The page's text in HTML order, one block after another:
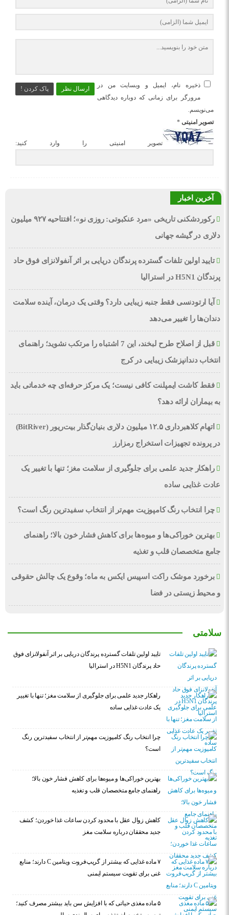
ارسال نظر پاک کردن !
ذخیره نام، ایمیل و وبسایت من در
مرورگر برای زمانی که دوباره دیدگاهی
می‌نویسم.
تصویر امنیتی *
تصویر امنیتی را وارد کنید:
آخرین اخبار
رکوردشکنی تاریخی «مرد عنکبوتی: روزی نو»؛ افتتاحیه ۹۲۷ میلیون
دلاری در گیشه جهانی
تایید اولین تلفات گسترده پرندگان دریایی بر اثر آنفولانزای فوق حاد
پرندگان H5N1 در استرالیا
آیا ارتودنسی فقط جنبه زیبایی دارد؟ وقتی یک درمان، آینده سلامت
دندان‌ها را تغییر می‌دهد
قبل از اصلاح طرح لبخند، این 7 اشتباه را مرتکب نشوید؛ راهنمای
انتخاب دندانپزشک زیبایی در کرج
فقط کاشت ایمپلنت کافی نیست؛ یک مرکز حرفه‌ای چه خدماتی باید
به بیماران ارائه دهد؟
اتهام کلاهبرداری ۱۲.۵ میلیون دلاری بنیان‌گذار بیت‌ریور (BitRiver)
در پرونده تجهیزات استخراج رمزارز
راهکار جدید علمی برای جلوگیری از سلامت مغز؛ تنها با تغییر یک
عادت غذایی ساده
چرا انتخاب رنگ کامپوزیت مهم‌تر از انتخاب سفیدترین رنگ است؟
بهترین خوراکی‌ها و میوه‌ها برای کاهش فشار خون بالا؛ راهنمای
جامع متخصصان قلب و تغذیه
برخورد موشک راکت اسپیس ایکس به ماه؛ وقوع یک چالش حقوقی
و محیط زیستی در فضا
سلامتی
تایید اولین تلفات گسترده پرندگان دریایی بر اثر آنفولانزای فوق
حاد پرندگان H5N1 در استرالیا
راهکار جدید علمی برای جلوگیری از سلامت مغز؛ تنها با تغییر
یک عادت غذایی ساده
چرا انتخاب رنگ کامپوزیت مهم‌تر از انتخاب سفیدترین رنگ
است؟
بهترین خوراکی‌ها و میوه‌ها برای کاهش فشار خون بالا؛
راهنمای جامع متخصصان قلب و تغذیه
کاهش زوال عقل با محدود کردن ساعات غذا خوردن؛ کشف
جدید محققان درباره سلامت مغز
۷ ماده غذایی که بیشتر از گریپ‌فروت ویتامین C دارند؛ منابع
غنی برای تقویت سیستم ایمنی
۵ ماده مغذی حیاتی که با افزایش سن باید بیشتر مصرف کنید؛